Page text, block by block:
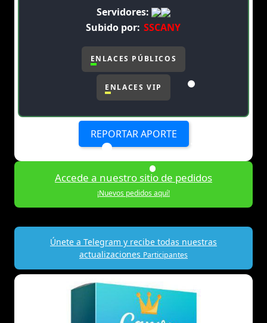
Servidores:
Subido por: SSCANY
ENLACES PÚBLICOS
ENLACES VIP
REPORTAR APORTE
Accede a nuestro sitio de pedidos
¡Nuevos pedidos aquí!
Únete a Telegram y recibe todas nuestras
actualizaciones Participantes